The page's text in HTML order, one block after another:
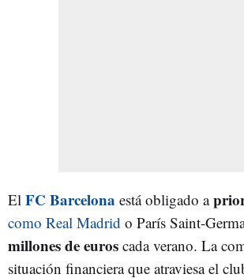
El FC Barcelona está obligado a
como Real Madrid o París Saint-
millones de euros cada verano. La
situación financiera que atraviesa el